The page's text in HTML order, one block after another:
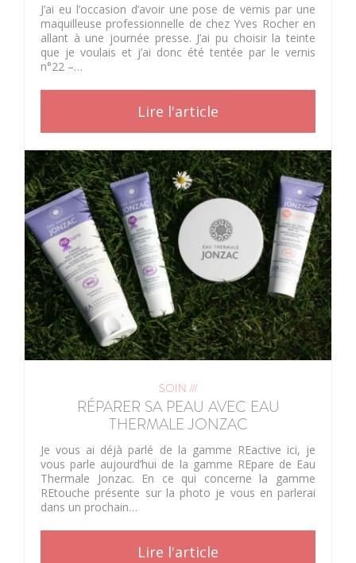
J’ai eu l’occasion d’avoir une pose de vernis par une
maquilleuse professionnelle de chez Yves Rocher en
allant à une journée presse. J’ai pu choisir la teinte
que je voulais et j’ai donc été tentée par le vernis
n°22 –…
Lire l'article
SOIN ///
RÉPARER SA PEAU AVEC EAU
THERMALE JONZAC
Je vous ai déjà parlé de la gamme REactive ici, je
vous parle aujourd’hui de la gamme REpare de Eau
Thermale Jonzac. En ce qui concerne la gamme
REtouche présente sur la photo je vous en parlerai
dans un prochain…
Lire l'article